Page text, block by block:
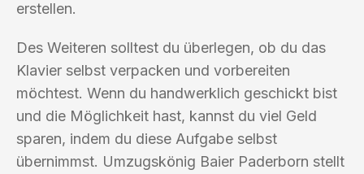
erstellen.
Des Weiteren solltest du überlegen, ob du das
Klavier selbst verpacken und vorbereiten
möchtest. Wenn du handwerklich geschickt bist
und die Möglichkeit hast, kannst du viel Geld
sparen, indem du diese Aufgabe selbst
übernimmst. Umzugskönig Baier Paderborn stellt